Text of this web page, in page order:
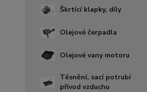
Škrtící klapky, díly
Olejové čerpadla
Olejové vany motoru
Těsnění, sací potrubí
přívod vzduchu